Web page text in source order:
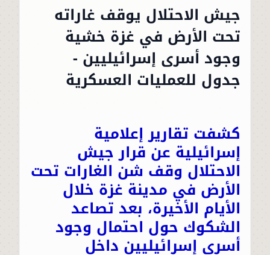
جيش الاحتلال يوقف غاراته
تحت الأرض في غزة خشية
وجود أسرى إسرائيليين -
جدول للعمليات العسكرية
كشفت تقارير إعلامية
إسرائيلية عن قرارجيش
الاحتلال وقف شن الغارات تحت
الأرض في مدينة غزة خلال
الأيام الأخيرة، بعد تصاعد
الشكوك حول احتمال وجود
أسرى إسرائيليين داخل